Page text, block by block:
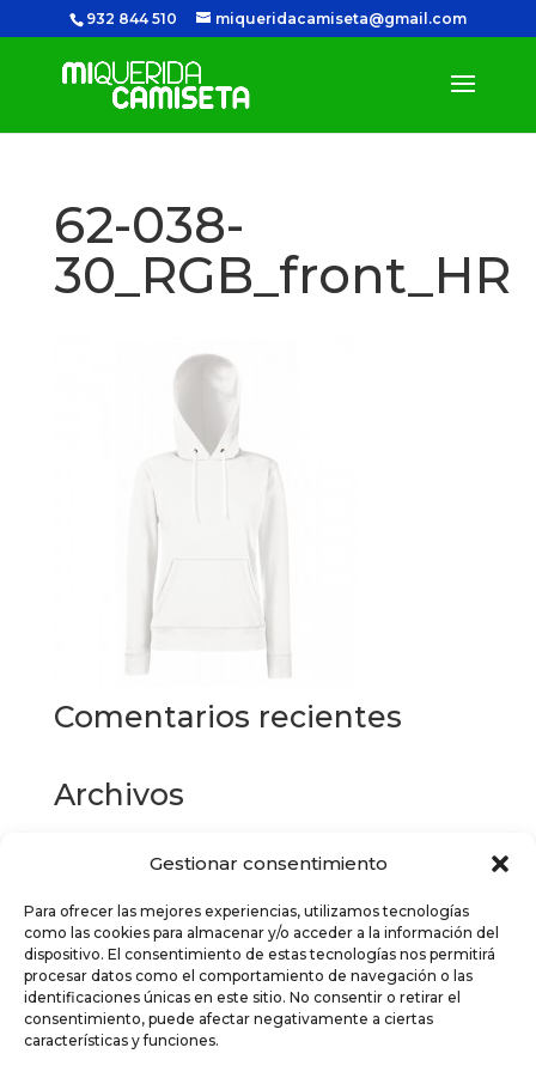
Gestionar consentimiento
Para ofrecer las mejores experiencias, utilizamos tecnologías
como las cookies para almacenar y/o acceder a la información del
dispositivo. El consentimiento de estas tecnologías nos permitirá
procesar datos como el comportamiento de navegación o las
identificaciones únicas en este sitio. No consentir o retirar el
consentimiento, puede afectar negativamente a ciertas
características y funciones.
932 844 510 miqueridacamiseta@gmail.com
62-038-
30_RGB_front_HR
Comentarios recientes
Archivos
Categorías
No hay categorías
Meta
Acceder
Feed de entradas